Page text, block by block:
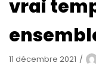
vrai
11 décembre 2021